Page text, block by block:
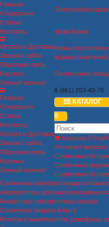
Главная
О компании
Статьи
Контакты
Оплата и Доставка
Звонок с сайта
Обратная связь
Корзина
Личный кабинет
Главная
О компании
Статьи
Контакты
Оплата и Доставка
Звонок с сайта
Обратная связь
Корзина
Личный кабинет
пр-ва Кореи
Новые
водонагревателей.
Пополнение
8 (861) 203-40-78
КАТАЛОГ
0
Корзина: 0 0 руб
Интернет-магазин
Солнечные
Солнечные
Солнечные
Солнечные электростанции готовые
Аккумуляторы для альтернативных
Инверторы / контроллеры заряда
Солнечная энергия в быту
Розетки и выключатели, домофоны,